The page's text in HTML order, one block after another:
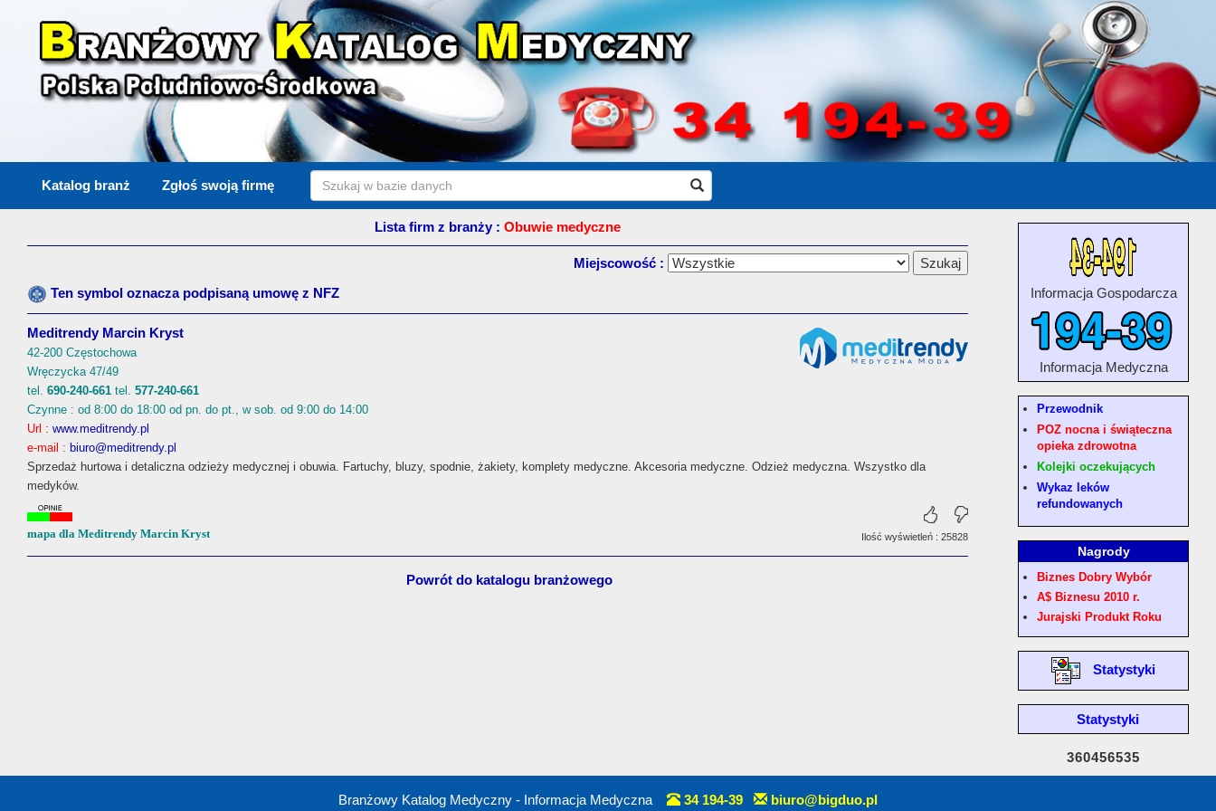
Katalog branż Zgłoś swoją firmę
Lista firm z branży :Obuwie medyczne
Miejscowość :
Ten symbol oznacza podpisaną umowę z NFZ
Meditrendy Marcin Kryst
42-200 Częstochowa
Wręczycka 47/49
tel. 690-240-661 tel. 577-240-661
Czynne : od 8:00 do 18:00 od pn. do pt., w sob. od 9:00 do 14:00
Url : www.meditrendy.pl
e-mail : biuro@meditrendy.pl
Sprzedaż hurtowa i detaliczna odzieży medycznej i obuwia. Fartuchy, bluzy, spodnie, żakiety, komplety medyczne. Akcesoria medyczne. Odzież medyczna. Wszystko dla
medyków.
mapa dla Meditrendy Marcin Kryst Ilość wyświetleń : 25828
Powrót do katalogu branżowego
Informacja Gospodarcza
Informacja Medyczna
Przewodnik
POZ nocna i świąteczna
opieka zdrowotna
Kolejki oczekujących
Wykaz leków
refundowanych
Nagrody
Biznes Dobry Wybór
A$ Biznesu 2010 r.
Jurajski Produkt Roku
Statystyki
Statystyki
360456535
Branżowy Katalog Medyczny - Informacja Medyczna 34 194-39 biuro@bigduo.pl